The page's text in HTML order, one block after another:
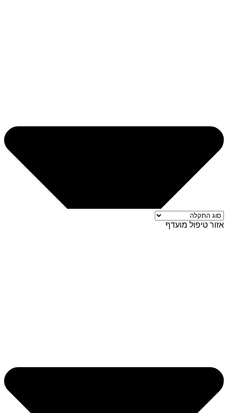
אזור טיפול מועדף